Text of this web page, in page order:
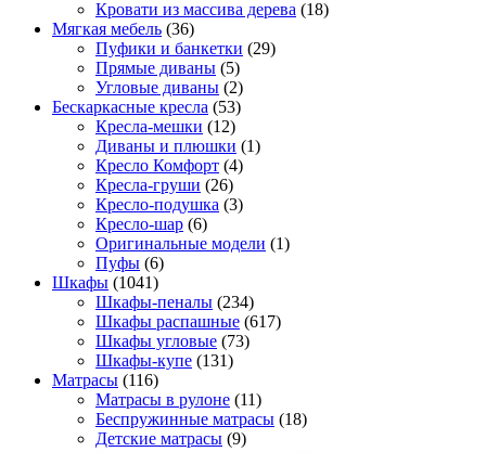
Кровати из массива дерева (18)
Мягкая мебель (36)
Пуфики и банкетки (29)
Прямые диваны (5)
Угловые диваны (2)
Бескаркасные кресла (53)
Кресла-мешки (12)
Диваны и плюшки (1)
Кресло Комфорт (4)
Кресла-груши (26)
Кресло-подушка (3)
Кресло-шар (6)
Оригинальные модели (1)
Пуфы (6)
Шкафы (1041)
Шкафы-пеналы (234)
Шкафы распашные (617)
Шкафы угловые (73)
Шкафы-купе (131)
Матрасы (116)
Матрасы в рулоне (11)
Беспружинные матрасы (18)
Детские матрасы (9)